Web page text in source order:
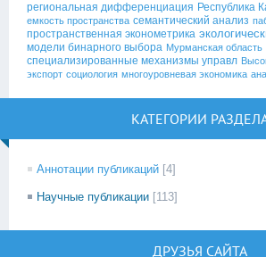
региональная дифференциация Республика
емкость пространства семантический анализ
пространственная эконометрика
модели бинарного выбора Мурманская область
специализированные механизмы управл
экспорт социология многоуровневая экономика
КАТЕГОРИИ
Аннотации публикаций [4]
Научные публикации [113]
ДРУЗЬЯ САЙТА